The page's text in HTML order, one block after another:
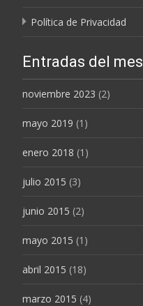
Política de Privacidad
Entradas del mes
noviembre 2023 (2)
mayo 2019 (1)
enero 2018 (1)
julio 2015 (3)
junio 2015 (2)
mayo 2015 (1)
abril 2015 (18)
marzo 2015 (4)